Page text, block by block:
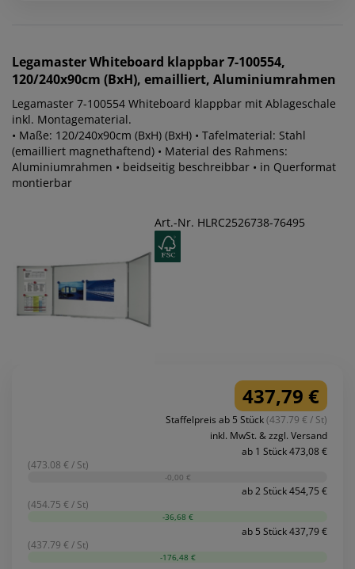
LegamasterWhiteboard klappbar 7-100554,
120/240x90cm (BxH), emailliert, Aluminiumrahmen
Legamaster 7-100554 Whiteboard klappbar mit Ablageschale
inkl. Montagematerial.
• Maße: 120/240x90cm (BxH) (BxH) • Tafelmaterial: Stahl
(emailliert magnethaftend) • Material des Rahmens:
Aluminiumrahmen • beidseitig beschreibbar • in Querformat
montierbar
Art.-Nr. HLRC2526738-76495
437,79 €
Staffelpreis ab 5 Stück(437.79 € / St)
inkl. MwSt. & zzgl. Versand
ab 1 Stück 473,08 €
(473.08 € / St)
-0,00 €
ab 2 Stück 454,75 €
(454.75 € / St)
-36,68 €
ab 5 Stück 437,79 €
(437.79 € / St)
-176,48 €